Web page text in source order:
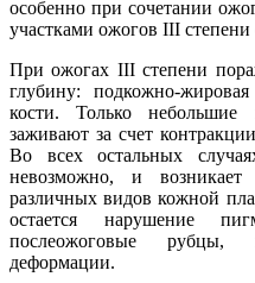
особенно при сочетании
участками ожогов III
При ожогах III степени
глубину: подкожно-
кости. Только
заживают за счет
Во всех остальных
невозможно, и возникает
различных видов кожной
остается нарушение
послеожоговые рубцы,
деформации.